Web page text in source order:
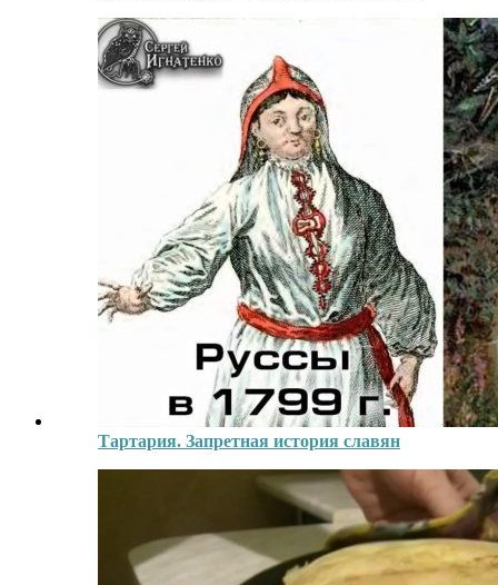
Тартария. Запретная история славян